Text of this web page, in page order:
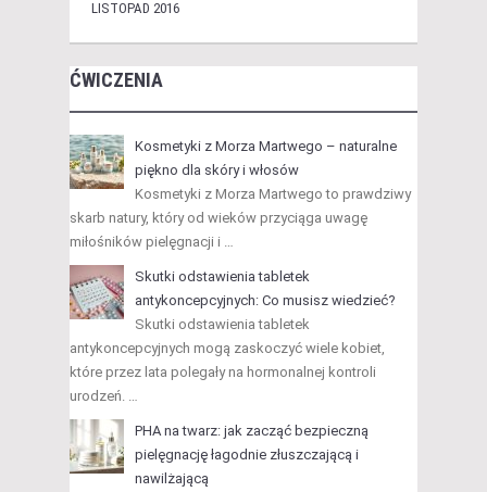
LISTOPAD 2016
ĆWICZENIA
Kosmetyki z Morza Martwego – naturalne
piękno dla skóry i włosów
Kosmetyki z Morza Martwego to prawdziwy
skarb natury, który od wieków przyciąga uwagę
miłośników pielęgnacji i …
Skutki odstawienia tabletek
antykoncepcyjnych: Co musisz wiedzieć?
Skutki odstawienia tabletek
antykoncepcyjnych mogą zaskoczyć wiele kobiet,
które przez lata polegały na hormonalnej kontroli
urodzeń. …
PHA na twarz: jak zacząć bezpieczną
pielęgnację łagodnie złuszczającą i
nawilżającą